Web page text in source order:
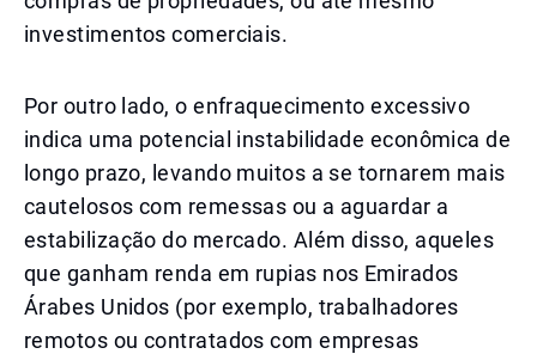
investimentos comerciais.
Por outro lado, o enfraquecimento excessivo
indica uma potencial instabilidade econômica de
longo prazo, levando muitos a se tornarem mais
cautelosos com remessas ou a aguardar a
estabilização do mercado. Além disso, aqueles
que ganham renda em rupias nos Emirados
Árabes Unidos (por exemplo, trabalhadores
remotos ou contratados com empresas